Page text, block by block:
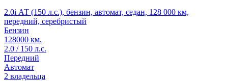
2.0i АТ (150 л.с.), бензин, автомат, седан, 128 000 км,
передний, серебристый
Бензин
128000 км.
2.0 / 150 л.с.
Передний
Автомат
2 владельца